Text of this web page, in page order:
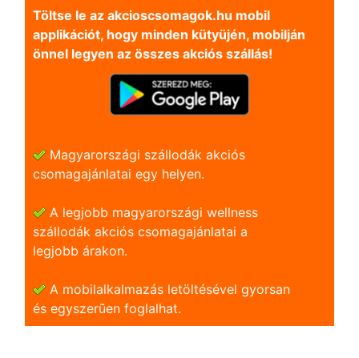
Töltse le az akcioscsomagok.hu mobil
applikációt, hogy minden kütyüjén, mobilján
önnel legyen az összes akciós szállás!
Magyarországi szállodák akciós
csomagajánlatai egy helyen.
A legjobb magyarországi wellness
szállodák akciós csomagajánlatai a
legjobb árakon.
A mobilalkalmazás letöltésével gyorsan
és egyszerũen foglalhat.